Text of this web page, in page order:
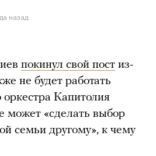
назад
покинул свой пост из-
не будет работать
Капитолия
может «сделать выбор
семьи другому», к чему